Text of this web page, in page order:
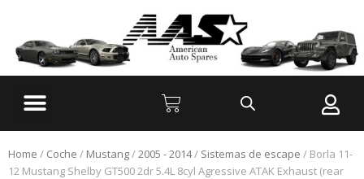
Home / Coche / Mustang/2005 - 2014/ Sistemas de escape / Borla 11-
12 Mustang Shelby GT500 2dr 5.4L 8cyl Agressive ATAK Exhaust (rear